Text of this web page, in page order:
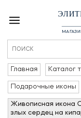
Главная Каталог
Подарочные иконы
Живописная икона
злых сердец на